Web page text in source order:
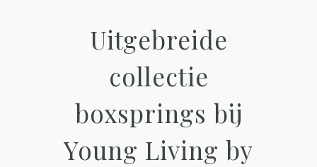
Uitgebreide
collectie
boxsprings bij
Young Living by